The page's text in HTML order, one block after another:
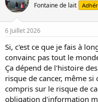
Fontaine de lait
6 Juillet 2026
Si, c'est ce que je fais à
convainc pas tout le
Ça dépend de l'histoire
risque de cancer, même
compris sur le risque de
obligation d'information